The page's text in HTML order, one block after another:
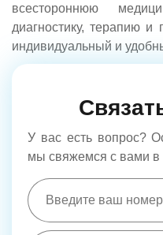
всестороннюю
диагностику, терапию и
индивидуальный и
У вас есть вопрос?
мы свяжемся с вами